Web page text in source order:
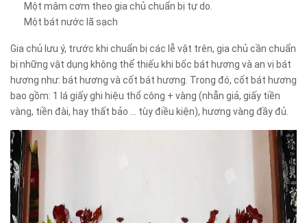
Một mâm cơm theo gia chủ chuẩn bị tự do.
Một bát nước lã sạch
Gia chủ lưu ý, trước khi chuẩn bị các lễ vật trên, gia chủ cần chuẩn
bị những vật dụng không thể thiếu khi bốc bát hương và an vị bát
hương như: bát hương và cốt bát hương. Trong đó, cốt bát hương
bao gồm: 1 lá giấy ghi hiệu thổ công + vàng (nhẫn giả, giấy tiền
vàng, tiền đài, hay thất bảo … tùy điều kiện), hương vàng đầy đủ.